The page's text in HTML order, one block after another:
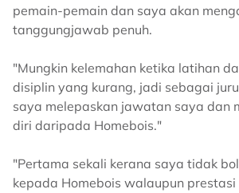
pemain-pemain dan saya akan
tanggungjawab penuh.
"Mungkin kelemahan ketika latihan
disiplin yang kurang, jadi sebagai
saya melepaskan jawatan saya dan
diri daripada Homebois."
"Pertama sekali kerana saya tidak
kepada Homebois walaupun